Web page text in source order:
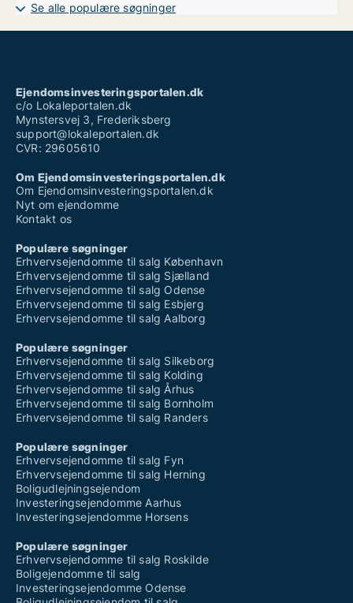
Se alle populære søgninger
Ejendomsinvesteringsportalen.dk
c/o Lokaleportalen.dk
Mynstersvej 3, Frederiksberg
support@lokaleportalen.dk
CVR: 29605610
Om Ejendomsinvesteringsportalen.dk
Om Ejendomsinvesteringsportalen.dk
Nyt om ejendomme
Kontakt os
Populære søgninger
Erhvervsejendomme til salg København
Erhvervsejendomme til salg Sjælland
Erhvervsejendomme til salg Odense
Erhvervsejendomme til salg Esbjerg
Erhvervsejendomme til salg Aalborg
Populære søgninger
Erhvervsejendomme til salg Silkeborg
Erhvervsejendomme til salg Kolding
Erhvervsejendomme til salg Århus
Erhvervsejendomme til salg Bornholm
Erhvervsejendomme til salg Randers
Populære søgninger
Erhvervsejendomme til salg Fyn
Erhvervsejendomme til salg Herning
Boligudlejningsejendom
Investeringsejendomme Aarhus
Investeringsejendomme Horsens
Populære søgninger
Erhvervsejendomme til salg Roskilde
Boligejendomme til salg
Investeringsejendomme Odense